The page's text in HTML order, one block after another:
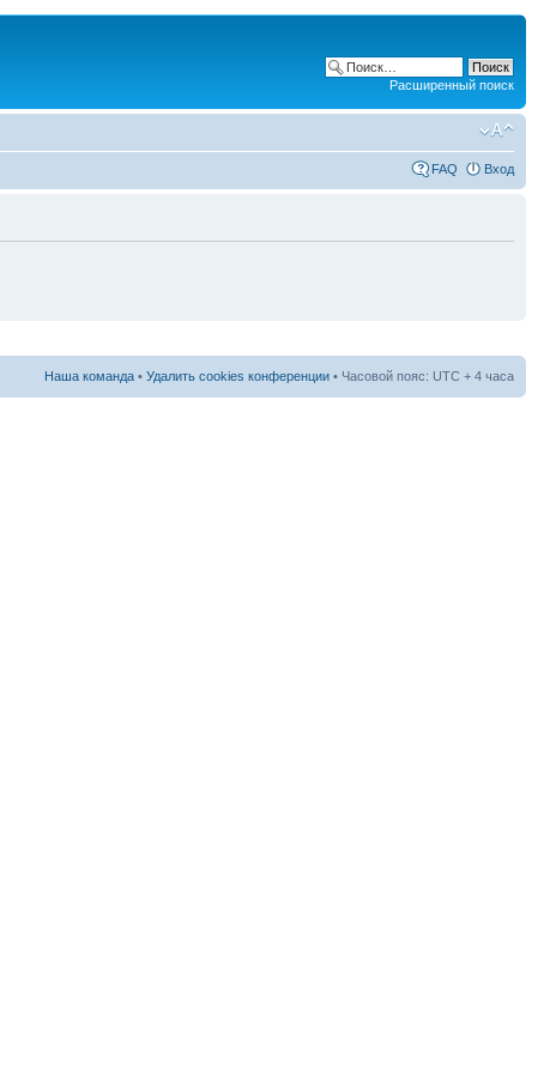
Расширенный поиск
FAQ Вход
Наша команда • Удалить cookies конференции • Часовой пояс: UTC + 4 часа